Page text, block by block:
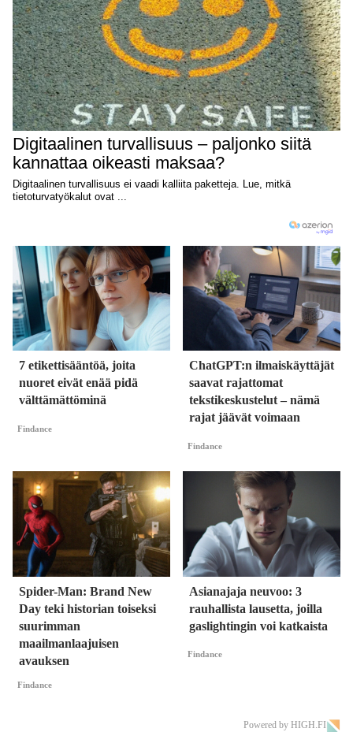
7 etikettisääntöä, joita
nuoret eivät enää pidä
välttämättöminä
Findance
ChatGPT:n ilmaiskäyttäjät
saavat rajattomat
tekstikeskustelut – nämä
rajat jäävät voimaan
Findance
Spider-Man: Brand New
Day teki historian toiseksi
suurimman
maailmanlaajuisen
avauksen
Findance
Asianajaja neuvoo: 3
rauhallista lausetta, joilla
gaslightingin voi katkaista
Findance
Powered by HIGH.FI